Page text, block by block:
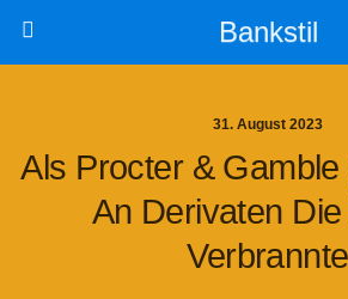
Bankstil
31. August 2023
Als Proc­ter &
An Deri­va­ten
Verbrannte